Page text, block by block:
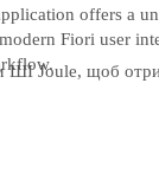
ШІ Joule, щоб
offers a
Fiori user